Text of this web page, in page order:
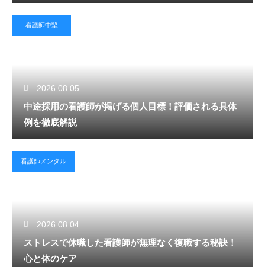
看護師中堅
2026.08.05
中途採用の看護師が掲げる個人目標！評価される具体
例を徹底解説
看護師メンタル
2026.08.04
ストレスで休職した看護師が無理なく復職する秘訣！
心と体のケア